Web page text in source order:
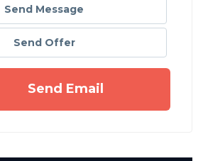
Send Message
Send Offer
Send Email